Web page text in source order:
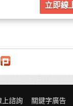
立即線
上諮詢 關鍵字廣告